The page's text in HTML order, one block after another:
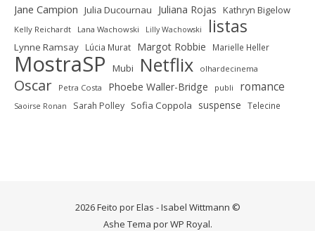
Jane Campion Julia Ducournau Juliana Rojas Kathryn Bigelow
Kelly Reichardt Lana Wachowski Lilly Wachowski listas
Lynne Ramsay Lúcia Murat Margot Robbie Marielle Heller
MostraSP Mubi Netflix olhardecinema
Oscar Petra Costa Phoebe Waller-Bridge publi romance
Saoirse Ronan Sarah Polley Sofia Coppola suspense Telecine
2026 Feito por Elas - Isabel Wittmann ©
Ashe Tema porWP Royal.